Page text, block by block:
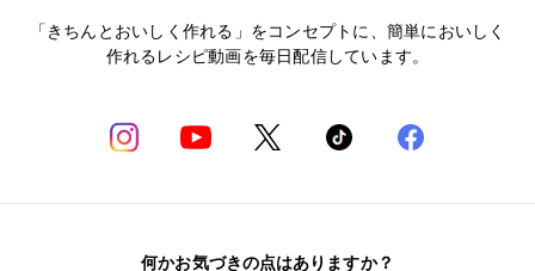
「きちんとおいしく作れる」をコンセプトに、簡単においしく
作れるレシピ動画を毎日配信しています。
何かお気づきの点はありますか？